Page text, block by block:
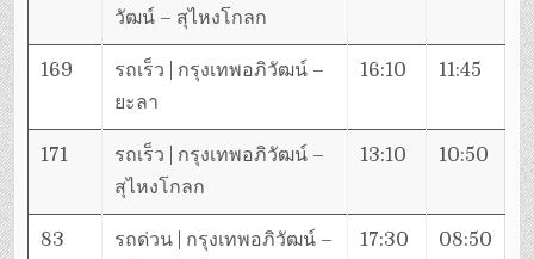
วัฒน์ – สุไหงโกลก
169
รถเร็ว | กรุงเทพอภิวัฒน์ –
ยะลา
16:10 11:45
171
รถเร็ว | กรุงเทพอภิวัฒน์ –
สุไหงโกลก
13:10 10:50
83
รถด่วน | กรุงเทพอภิวัฒน์ –
17:30 08:50